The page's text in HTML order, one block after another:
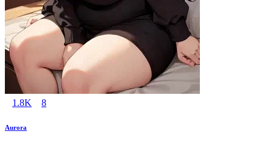
1.8K 8
Aurora